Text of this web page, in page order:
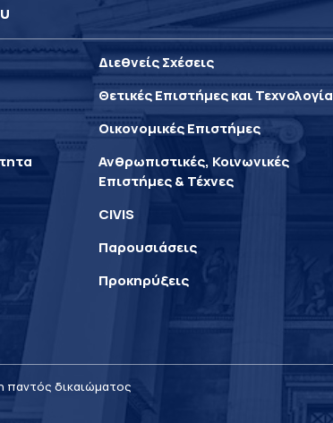
Διεθνείς Σχέσεις
Θετικές Επιστήμες και Τεχνολογία
Οικονομικές Επιστήμες
Ανθρωπιστικές, Κοινωνικές
Επιστήμες & Τέχνες
CIVIS
Παρουσιάσεις
Προκηρύξεις
παντός δικαιώματος